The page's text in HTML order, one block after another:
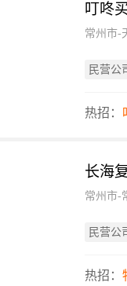
叮咚
常州市-
民营公
热招：
长海
常州市-
民营公
热招：